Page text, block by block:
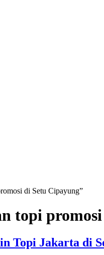
di Setu Cipayung”
topi
Topi Jakarta di